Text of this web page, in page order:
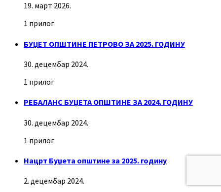
19. март 2026.
1 прилог
БУЏЕТ ОПШТИНЕ ПЕТРОВО ЗА 2025. ГОДИНУ
30. децембар 2024.
1 прилог
РЕБАЛАНС БУЏЕТА ОПШТИНЕ ЗА 2024. ГОДИНУ
30. децембар 2024.
1 прилог
Нацрт Буџета општине за 2025. годину
2. децембар 2024.